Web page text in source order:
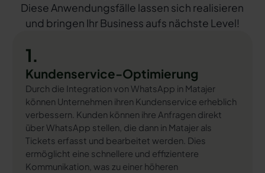
Diese Anwendungsfälle lassen sich realisieren
und bringen Ihr Business aufs nächste Level!
1.
Kundenservice-Optimierung
Durch die Integration von WhatsApp in Matajer
können Unternehmen ihren Kundenservice erheblich
verbessern. Kunden können ihre Anfragen direkt
über WhatsApp stellen, die dann in Matajer als
Tickets erfasst und bearbeitet werden. Dies
ermöglicht eine schnellere und effizientere
Kommunikation, was zu einer höheren